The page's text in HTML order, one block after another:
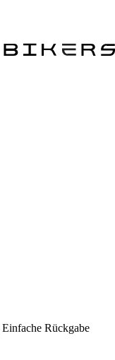
Einfache Rückgabe